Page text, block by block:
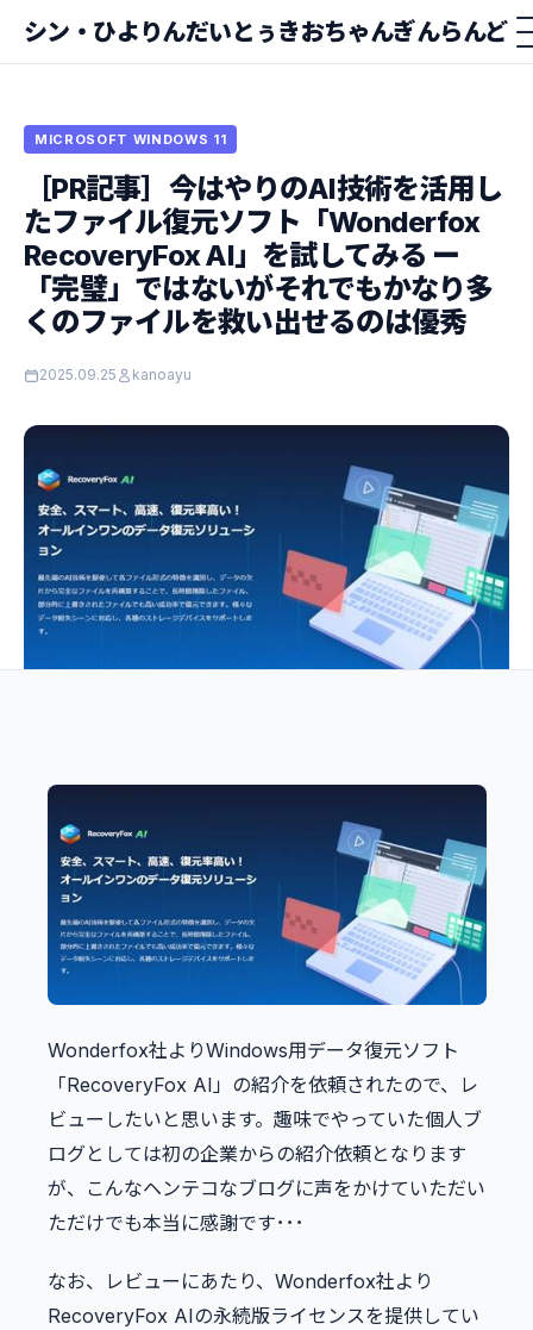
シン・ひよりんだいとぅきおちゃんぎんらんど
MICROSOFT WINDOWS 11
［PR記事］今はやりのAI技術を活用し
たファイル復元ソフト「Wonderfox
RecoveryFox AI」を試してみる ー
「完璧」ではないがそれでもかなり多
くのファイルを救い出せるのは優秀
2025.09.25 kanoayu
Wonderfox社よりWindows用データ復元ソフト
「RecoveryFox AI」の紹介を依頼されたので、レ
ビューしたいと思います。趣味でやっていた個人ブ
ログとしては初の企業からの紹介依頼となります
が、こんなヘンテコなブログに声をかけていただい
ただけでも本当に感謝です･･･
なお、レビューにあたり、Wonderfox社より
RecoveryFox AIの永続版ライセンスを提供してい